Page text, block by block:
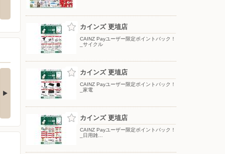
の酒類合同キャンペ
の酒類合同キャンペーン
催中！ 抽選で最大…
カインズ 更埴店
CAINZ Payユーザー限定ポイントバック！
_サイクル
カインズ 更埴店
CAINZ Payユーザー限定ポイントバック！
_家電
カインズ 更埴店
CAINZ Payユーザー限定ポイントバック！
_日用雑…